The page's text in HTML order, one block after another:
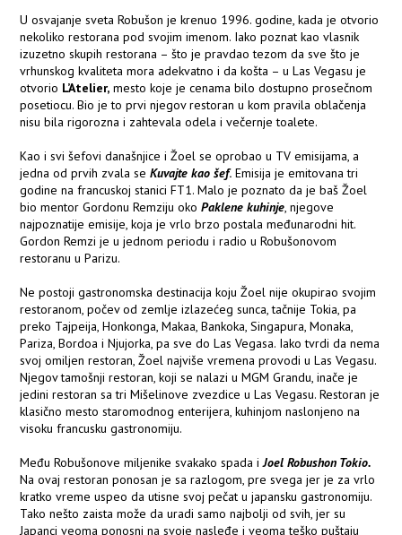
U osvajanje sveta Robušon je krenuo 1996. godine, kada je otvorio
nekoliko restorana pod svojim imenom. Iako poznat kao vlasnik
izuzetno skupih restorana – što je pravdao tezom da sve što je
vrhunskog kvaliteta mora adekvatno i da košta – u Las Vegasu je
otvorio L’Atelier, mesto koje je cenama bilo dostupno prosečnom
posetiocu. Bio je to prvi njegov restoran u kom pravila oblačenja
nisu bila rigorozna i zahtevala odela i večernje toalete.
Kao i svi šefovi današnjice i Žoel se oprobao u TV emisijama, a
jedna od prvih zvala seKuvajte kao šef. Emisija je emitovana tri
godine na francuskoj stanici FT1. Malo je poznato da je baš Žoel
bio mentor Gordonu Remziju okoPaklene kuhinje, njegove
najpoznatije emisije, koja je vrlo brzo postala međunarodni hit.
Gordon Remzi je u jednom periodu i radio u Robušonovom
restoranu u Parizu.
Ne postoji gastronomska destinacija koju Žoel nije okupirao svojim
restoranom, počev od zemlje izlazećeg sunca, tačnije Tokia, pa
preko Tajpeija, Honkonga, Makaa, Bankoka, Singapura, Monaka,
Pariza, Bordoa i Njujorka, pa sve do Las Vegasa. Iako tvrdi da nema
svoj omiljen restoran, Žoel najviše vremena provodi u Las Vegasu.
Njegov tamošnji restoran, koji se nalazi u MGM Grandu, inače je
jedini restoran sa tri Mišelinove zvezdice u Las Vegasu. Restoran je
klasično mesto staromodnog enterijera, kuhinjom naslonjeno na
visoku francusku gastronomiju.
Među Robušonove miljenike svakako spada iJoel Robushon Tokio.
Na ovaj restoran ponosan je sa razlogom, pre svega jer je za vrlo
kratko vreme uspeo da utisne svoj pečat u japansku gastronomiju.
Tako nešto zaista može da uradi samo najbolji od svih, jer su
Japanci veoma ponosni na svoje nasleđe i veoma teško puštaju